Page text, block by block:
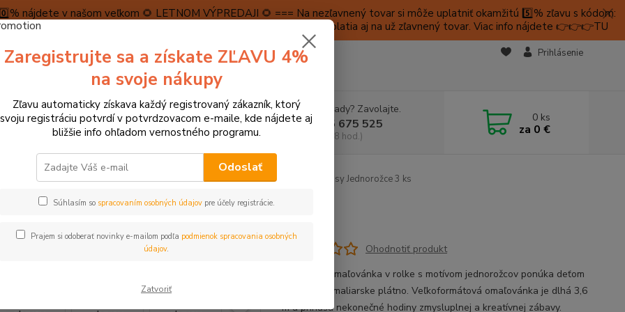
nájdete v našom veľkom 🌻 LETNOM VÝPREDAJI 🌻 === Na nezľavnený tovar si môže uplatniť okamžitú 5️⃣% zľavu s kódom:
máme teraz pripravené špeciálne zľavy až do výšky 1️⃣5️⃣% , ktoré platia aj na už zľavnený tovar. Viac info nájdete 👉👉👉TU
A PLATBA RECENZIE 👉VRÁTENIE TOVARU👈
KONTAKTY
Prihlásenie
Hľadať
Neviete si rady? Zavolajte.
+421 905 675 525
(Po-Pia, 9-18 hod.)
0 ks
za 0 €
► KREATÍVNE HRAČKY Kreslenie, pečiatky, tetovačky Pexi Maľovacie obrusy Jednorožce 3 ks
obrusy Jednorožce 3 ks
Ohodnotiť produkt
Táto maxi omaľovánka v rolke s motívom jednorožcov ponúka deťom
nekonečné maliarske plátno. Veľkoformátová omaľovánka je dlhá 3,6
m a prináša nekonečné hodiny zmysluplnej a kreatívnej zábavy.
Zaregistrujte sa a získate ZĽAVU 4%
na svoje nákupy
Zľavu automaticky získava každý registrovaný zákazník, ktorý
svoju registráciu potvrdí v potvrdzovacom e-maile, kde nájdete aj
bližšie info ohľadom vernostného programu.
Odoslať
Súhlasím so spracovaním osobných údajovpre účely registrácie.
Prajem si odoberať novinky e-mailom podľa podmienok spracovania osobných
údajov.
Zatvoriť